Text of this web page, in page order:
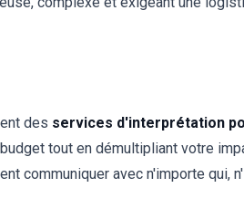
des services d'interprétation
tout en démultipliant votre
communiquer avec n'importe qui,